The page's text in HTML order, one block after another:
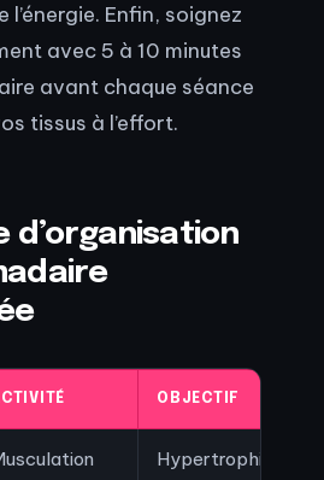
l’énergie. Enfin, soignez
avec 5 à 10 minutes
avant chaque séance
tissus à l’effort.
d’organisation
OBJECTIF
Hypertrophie